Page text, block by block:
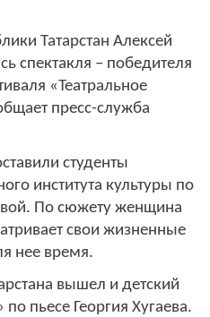
Татарстан Алексей
спектакля – победителя
«Театральное
пресс-служба
студенты
института культуры по
По сюжету женщина
свои жизненные
нее время.
вышел и детский
пьесе Георгия Хугаева.